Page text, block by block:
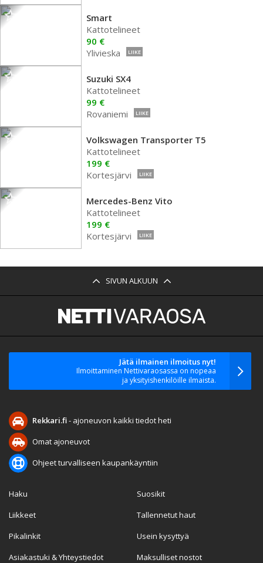
Smart
Kattotelineet
90 €
Ylivieska
LIIKE
Suzuki SX4
Kattotelineet
99 €
Rovaniemi
LIIKE
Volkswagen Transporter T5
Kattotelineet
199 €
Kortesjärvi
LIIKE
Mercedes-Benz Vito
Kattotelineet
199 €
Kortesjärvi
LIIKE
SIVUN ALKUUN
Jätä ilmainen ilmoitus nyt!
Ilmoittaminen Nettivaraosassa on nopeaa
ja yksityishenkilöille ilmaista.
Rekkari.fi- ajoneuvon kaikki tiedot heti
Omat ajoneuvot
Ohjeet turvalliseen kaupankäyntiin
Haku
Liikkeet
Pikalinkit
Asiakastuki & Yhteystiedot
Suosikit
Tallennetut haut
Usein kysyttyä
Maksulliset nostot